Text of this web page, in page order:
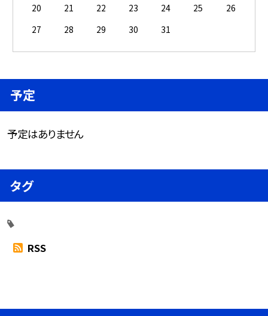
20
21 22 23 24 25
26
27
28 29 30 31
予定
予定はありません
タグ
RSS